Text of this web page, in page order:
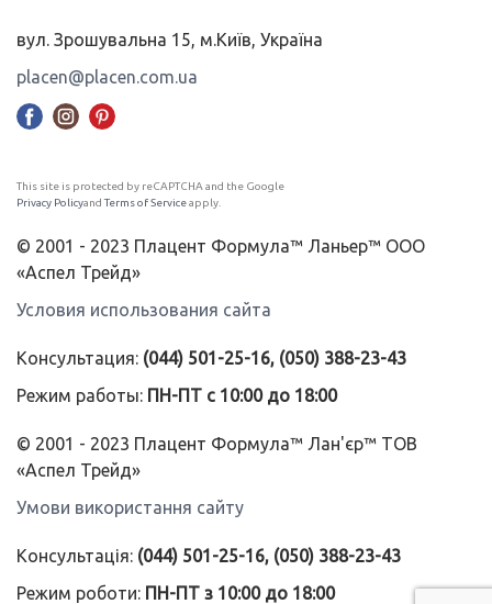
вул. Зрошувальна 15, м.Київ, Україна
placen@placen.com.ua
This site is protected by reCAPTCHA and the Google
Privacy Policyand Terms of Serviceapply.
© 2001 - 2023 Плацент Формула™ Ланьер™ ООО
«Аспел Трейд»
Условия использования сайта
Консультация: (044) 501-25-16, (050) 388-23-43
Режим работы: ПН-ПТ с 10:00 до 18:00
© 2001 - 2023 Плацент Формула™ Лан'єр™ ТОВ
«Аспел Трейд»
Умови використання сайту
Консультація: (044) 501-25-16, (050) 388-23-43
Режим роботи: ПН-ПТ з 10:00 до 18:00